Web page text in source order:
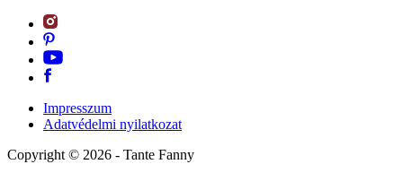
Impresszum
Adatvédelmi nyilatkozat
Copyright © 2026 - Tante Fanny